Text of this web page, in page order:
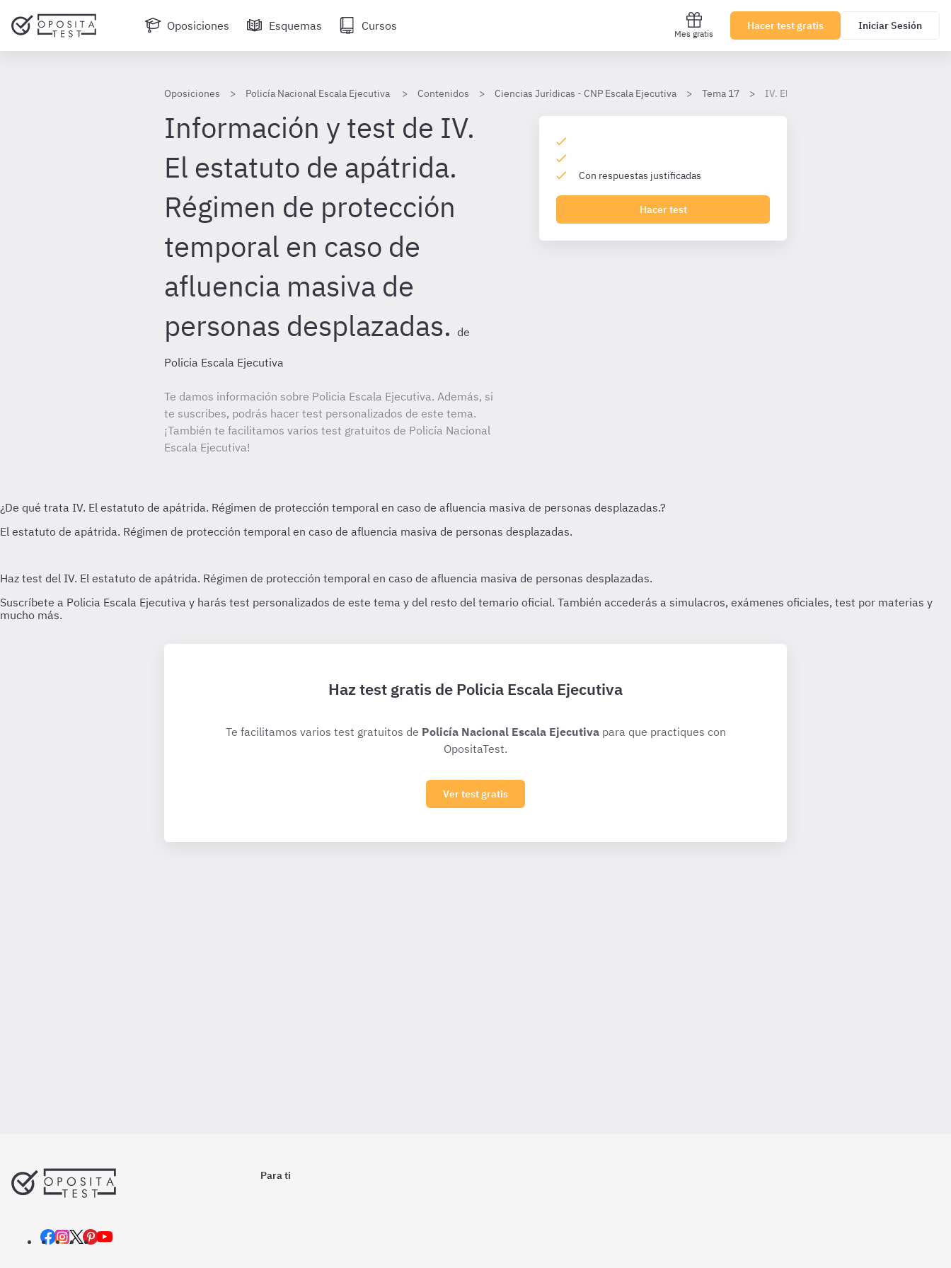
Oposiciones Esquemas Cursos
Mes gratis
Hacer test gratis Iniciar Sesión
Oposiciones Policía Nacional Escala Ejecutiva Contenidos Ciencias Jurídicas - CNP Escala Ejecutiva Tema 17 IV. El estatuto de apátrida. Régimen de
Información y test de IV.
El estatuto de apátrida.
Régimen de protección
temporal en caso de
afluencia masiva de
personas desplazadas. de
Policia Escala Ejecutiva
Te damos información sobre Policia Escala Ejecutiva. Además, si
te suscribes, podrás hacer test personalizados de este tema.
¡También te facilitamos varios test gratuitos de Policía Nacional
Escala Ejecutiva!
Con respuestas justificadas
Hacer test
Haz test gratis de Policia Escala Ejecutiva
Te facilitamos varios test gratuitos de Policía Nacional Escala Ejecutivapara que practiques con
OpositaTest.
Ver test gratis
Para ti